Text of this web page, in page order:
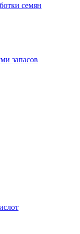
семян
запасов